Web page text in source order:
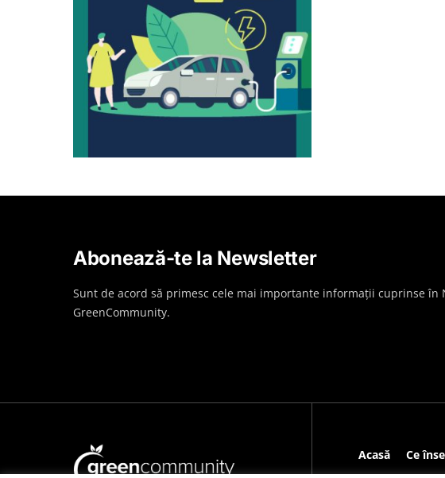
Abonează-te la Newsletter
Sunt de acord să primesc cele mai importante informații cuprinse în
GreenCommunity.
Acasă Ce